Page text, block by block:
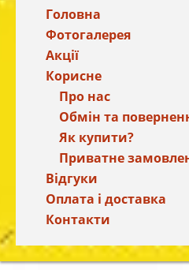
Головна
Фотогалерея
Акції
Корисне
Про нас
Обмін та
Як купити?
Приватне
Відгуки
Оплата і доставка
Контакти